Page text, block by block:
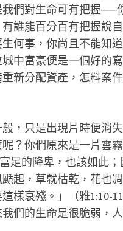
們對生命可有把握──
誰能百分百有把握說
何事，你尚且不能知
中富豪便是一個好的
新分配資產，怎料案
，只是出現片時便消
？你們原來是一片雲
足的降卑，也該如此
起，草就枯乾，花也
樣衰殘。」（雅1:10-
們的生命是很脆弱，